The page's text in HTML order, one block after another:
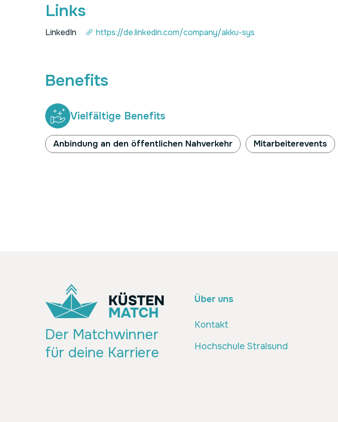
Links
LinkedIn https://de.linkedin.com/company/akku-sys
Benefits
Vielfältige Benefits
Anbindung an den öffentlichen Nahverkehr Mitarbeiterevents
Der Matchwinner
für deine Karriere
Über uns
Kontakt
Hochschule Stralsund